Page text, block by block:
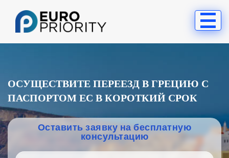
ОСУЩЕСТВИТЕ ПЕРЕЕЗД В ГРЕЦИЮ С
ПАСПОРТОМ ЕС В КОРОТКИЙ СРОК
Оставить заявку на бесплатную
консультацию